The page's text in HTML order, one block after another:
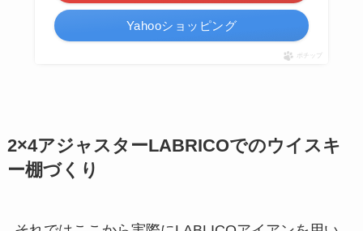
Yahooショッピング
ポチップ
2×4アジャスターLABRICOでのウイスキ
ー棚づくり